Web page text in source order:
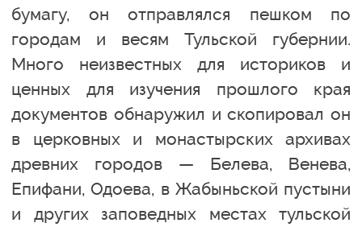
бумагу, он отправлялся пешком по
городам и весям Тульской губернии.
Много неизвестных для историков и
ценных для изучения прошлого края
документов обнаружил и скопировал он
в церковных и монастырских архивах
древних городов — Белева, Венева,
Епифани, Одоева, в Жабыньской пустыни
и других заповедных местах тульской